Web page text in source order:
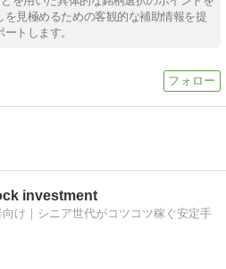
見極めるための客観的な補助情報を提
トします。
investment
け｜シニア世代がコツコツ稼ぐ安定手